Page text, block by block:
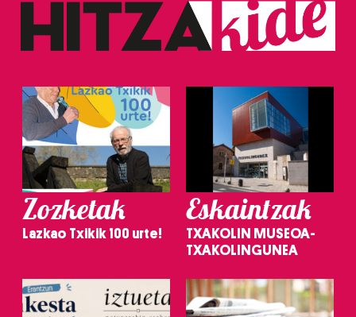
Zozketak
Lazkao Txikik 100 urte!
Eskaintzak
TXAKOLIN MUSEOA-
TXAKOLINGUNEA